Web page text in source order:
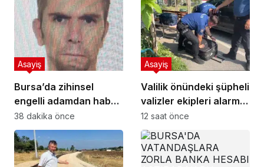
Bursa’da zihinsel
engelli adamdan haber
alınamıyor
Asayiş
38 dakika önce
Valilik önündeki şüpheli
valizler ekipleri alarma
geçirdi.. Gerçek
sonradan çıktı
Asayiş
12 saat önce